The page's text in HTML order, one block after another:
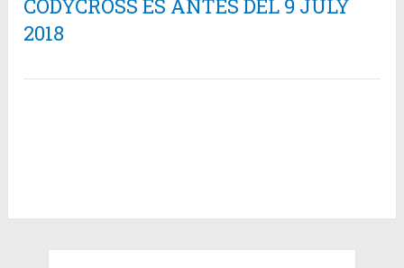
CODYCROSS ES ANTES DEL 9 JULY
2018